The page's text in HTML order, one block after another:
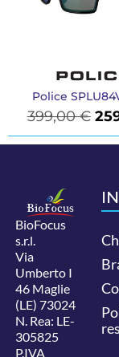
Police
399,00€
BioFocus
s.r.l.
Via
Umberto I
46 Maglie
(LE) 73024
N. Rea: LE-
305825
P.IVA